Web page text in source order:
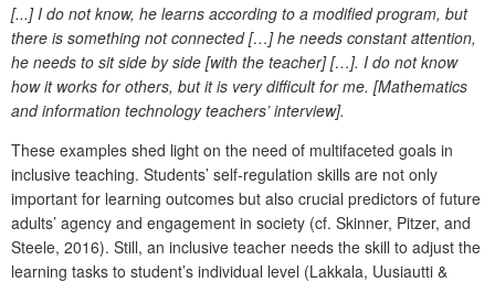
[...] I do not know, he learns according to a modified program, but
there is something not connected […] he needs constant attention,
he needs to sit side by side [with the teacher] […]. I do not know
how it works for others, but it is very difficult for me. [Mathematics
and information technology teachers’ interview].
These examples shed light on the need of multifaceted goals in
inclusive teaching. Students’ self-regulation skills are not only
important for learning outcomes but also crucial predictors of future
adults’ agency and engagement in society (cf. Skinner, Pitzer, and
Steele, 2016). Still, an inclusive teacher needs the skill to adjust the
learning tasks to student’s individual level (Lakkala, Uusiautti &